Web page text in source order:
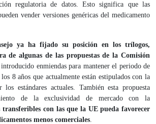
regulatoria de datos. Esto significa que las
vender versiones genéricas del medicamento
ya ha fijado su posición en los trílogos,
de algunas de las propuestas de la Comisión
enmiendas para mantener el periodo de
8 años que actualmente están estipulados con la
los estándares actuales. También esta propuesta
de la exclusividad de mercado con la
transferibles con las que la UE pueda favorecer
menos comerciales.